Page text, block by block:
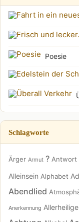
Poesie
Schlagworte
Ärger Armut ? Antwort
Alleinsein Alphabet
Abendlied
Anerkennung